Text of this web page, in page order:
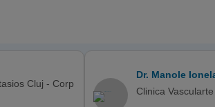
Cluj - Corp
Dr. Manole
Clinica